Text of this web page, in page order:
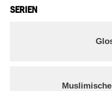
SERIEN